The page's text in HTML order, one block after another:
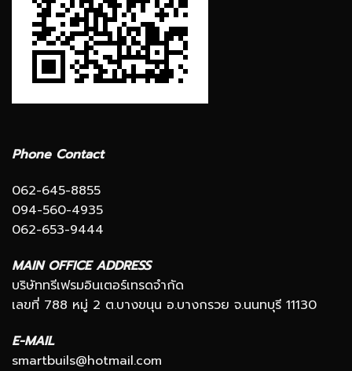
Phone Contact
062-645-8855
094-560-4935
062-653-9444
MAIN OFFICE ADDRESS
บริษัททรีเฟรมอินเตอร์เทรดจำกัด
เลขที่ 788 หมู่ 2 ต.บางขนุน อ.บางกรวย จ.นนทบุรี 11130
E-MAIL
smartbuils@hotmail.com